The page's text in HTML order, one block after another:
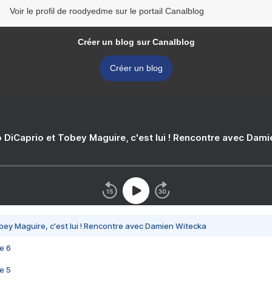
Voir le profil de roodyedme sur le portail Canalblog
Créer un blog sur Canalblog
Créer un blog
DiCaprio et Tobey Maguire, c'est lui ! Rencontre avec
Maguire, c'est lui ! Rencontre avec Damien Witecka
6
5